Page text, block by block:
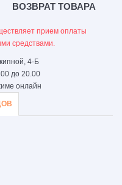
ВОЗВРАТ ТОВАРА
прием оплаты
средствами.
4-Б
до 20.00
онлайн